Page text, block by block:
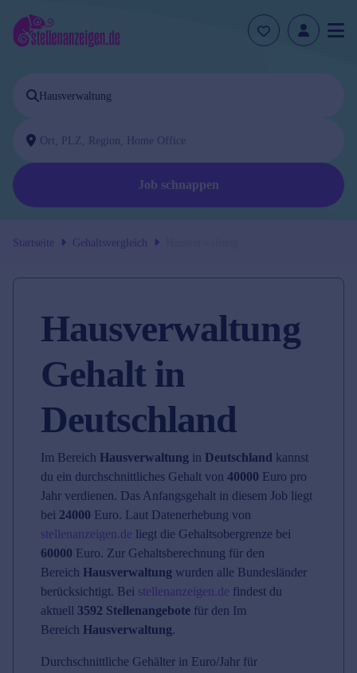
Job schnappen
Startseite Gehaltsvergleich
Hausverwaltung
Gehalt in
Deutschland
Im Bereich Hausverwaltung in Deutschland kannst
du ein durchschnittliches Gehalt von 40000 Euro pro
Jahr verdienen. Das Anfangsgehalt in diesem Job liegt
bei 24000 Euro. Laut Datenerhebung von
stellenanzeigen.de liegt die Gehaltsobergrenze bei
60000 Euro. Zur Gehaltsberechnung für den
Bereich Hausverwaltung wurden alle Bundesländer
berücksichtigt. Bei stellenanzeigen.de findest du
aktuell 3592 Stellenangebote für den Im
Bereich Hausverwaltung.
Durchschnittliche Gehälter in Euro/Jahr für